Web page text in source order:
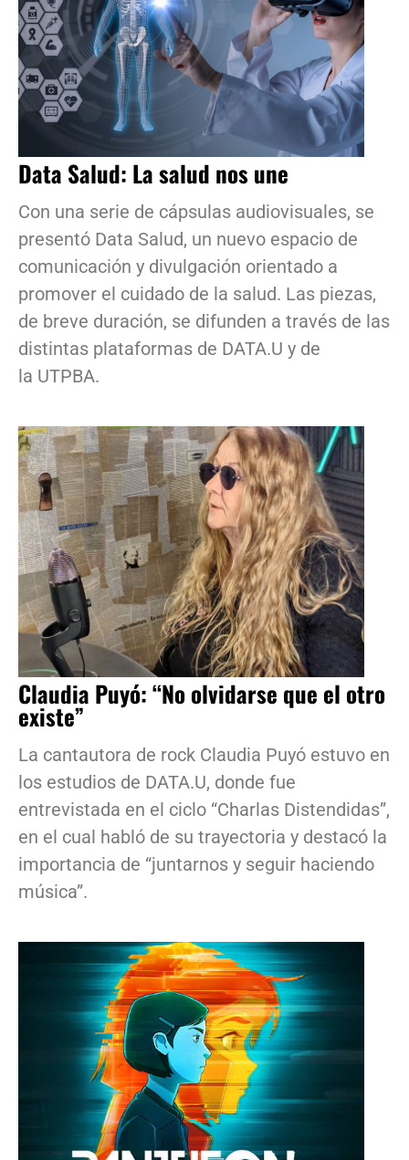
Data Salud: La salud nos une
Con una serie de cápsulas audiovisuales, se
presentó Data Salud, un nuevo espacio de
comunicación y divulgación orientado a
promover el cuidado de la salud. Las piezas,
de breve duración, se difunden a través de las
distintas plataformas de DATA.U y de
la UTPBA.
Claudia Puyó: “No olvidarse que el otro
existe”
La cantautora de rock Claudia Puyó estuvo en
los estudios de DATA.U, donde fue
entrevistada en el ciclo “Charlas Distendidas”,
en el cual habló de su trayectoria y destacó la
importancia de “juntarnos y seguir haciendo
música”.